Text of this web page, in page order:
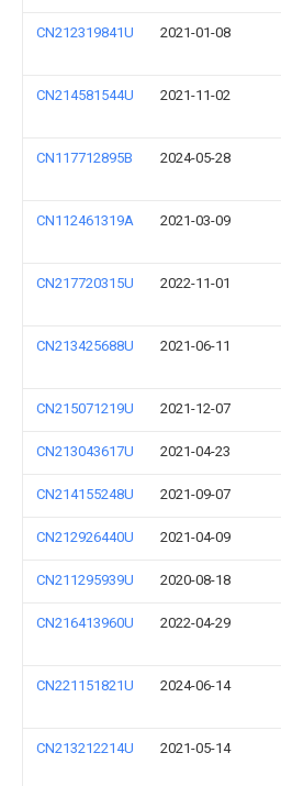
CN212319841U 2021-01-08
CN214581544U 2021-11-02
CN117712895B 2024-05-28
CN112461319A 2021-03-09
CN217720315U 2022-11-01
CN213425688U 2021-06-11
CN215071219U 2021-12-07
CN213043617U 2021-04-23
CN214155248U 2021-09-07
CN212926440U 2021-04-09
CN211295939U 2020-08-18
CN216413960U 2022-04-29
CN221151821U 2024-06-14
CN213212214U 2021-05-14